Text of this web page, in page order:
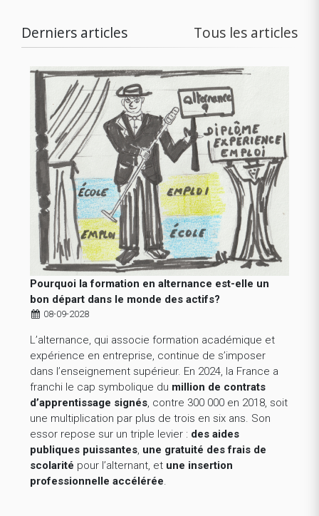
Derniers articles Tous les articles
Pourquoi la formation en alternance est-elle un
bon départ dans le monde des actifs?
08-09-2028
L’alternance, qui associe formation académique et
expérience en entreprise, continue de s’imposer
dans l’enseignement supérieur. En 2024, la France a
franchi le cap symbolique du million de contrats
d’apprentissage signés, contre 300 000 en 2018, soit
une multiplication par plus de trois en six ans. Son
essor repose sur un triple levier : des aides
publiques puissantes, une gratuité des frais de
scolarité pour l’alternant, et une insertion
professionnelle accélérée.